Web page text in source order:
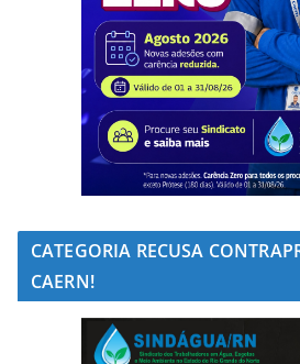
CATEGORIA RECUSA
CAERN!